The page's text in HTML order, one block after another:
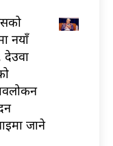
नयाँ
देउवा
जाने